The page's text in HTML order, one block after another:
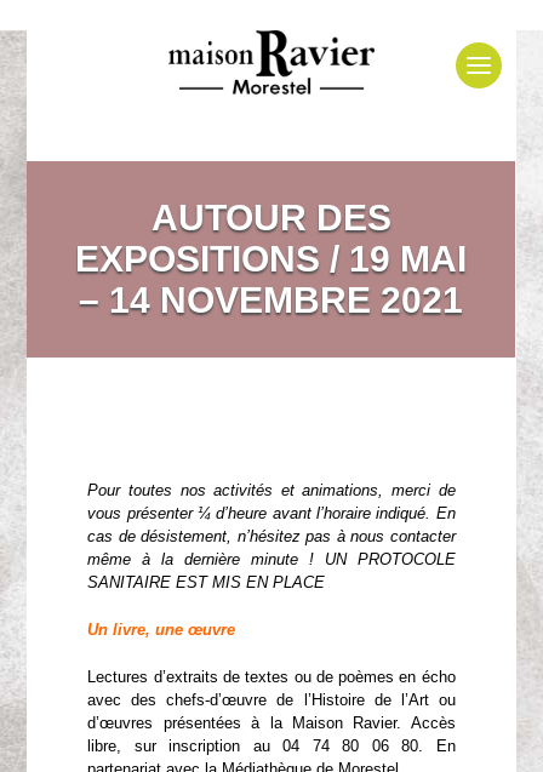
AUTOUR DES
EXPOSITIONS / 19 MAI
– 14 NOVEMBRE 2021
Pour toutes nos activités et animations, merci de
vous présenter ¼ d’heure avant l’horaire indiqué. En
cas de désistement, n’hésitez pas à nous contacter
même à la dernière minute ! UN PROTOCOLE
SANITAIRE EST MIS EN PLACE
Un livre, une œuvre
Lectures d’extraits de textes ou de poèmes en écho
avec des chefs-d’œuvre de l’Histoire de l’Art ou
d’œuvres présentées à la Maison Ravier. Accès
libre, sur inscription au 04 74 80 06 80. En